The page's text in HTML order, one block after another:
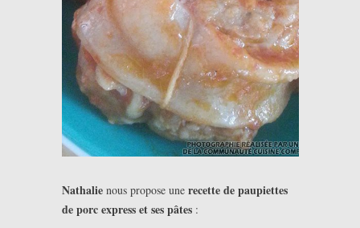
Nathalienous propose une recette de paupiettes
de porc express et ses pâtes: